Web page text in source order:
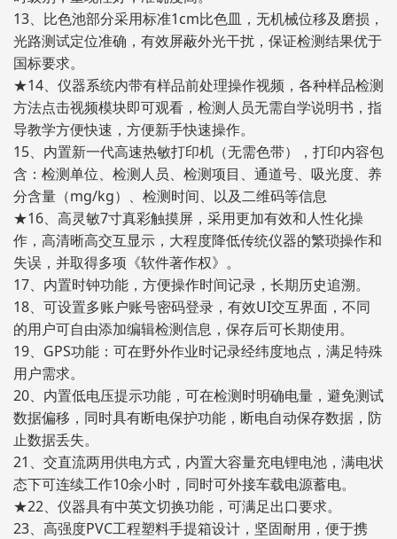
13、比色池部分采用标准1cm比色皿，无机械位移及磨损，
光路测试定位准确，有效屏蔽外光干扰，保证检测结果优于
国标要求。
★14、仪器系统内带有样品前处理操作视频，各种样品检测
方法点击视频模块即可观看，检测人员无需自学说明书，指
导教学方便快速，方便新手快速操作。
15、内置新一代高速热敏打印机（无需色带），打印内容包
含：检测单位、检测人员、检测项目、通道号、吸光度、养
分含量（mg/kg）、检测时间、以及二维码等信息
★16、高灵敏7寸真彩触摸屏，采用更加有效和人性化操
作，高清晰高交互显示，大程度降低传统仪器的繁琐操作和
失误，并取得多项《软件著作权》。
17、内置时钟功能，方便操作时间记录，长期历史追溯。
18、可设置多账户账号密码登录，有效UI交互界面，不同
的用户可自由添加编辑检测信息，保存后可长期使用。
19、GPS功能：可在野外作业时记录经纬度地点，满足特殊
用户需求。
20、内置低电压提示功能，可在检测时明确电量，避免测试
数据偏移，同时具有断电保护功能，断电自动保存数据，防
止数据丢失。
21、交直流两用供电方式，内置大容量充电锂电池，满电状
态下可连续工作10余小时，同时可外接车载电源蓄电。
★22、仪器具有中英文切换功能，可满足出口要求。
23、高强度PVC工程塑料手提箱设计，坚固耐用，便于携